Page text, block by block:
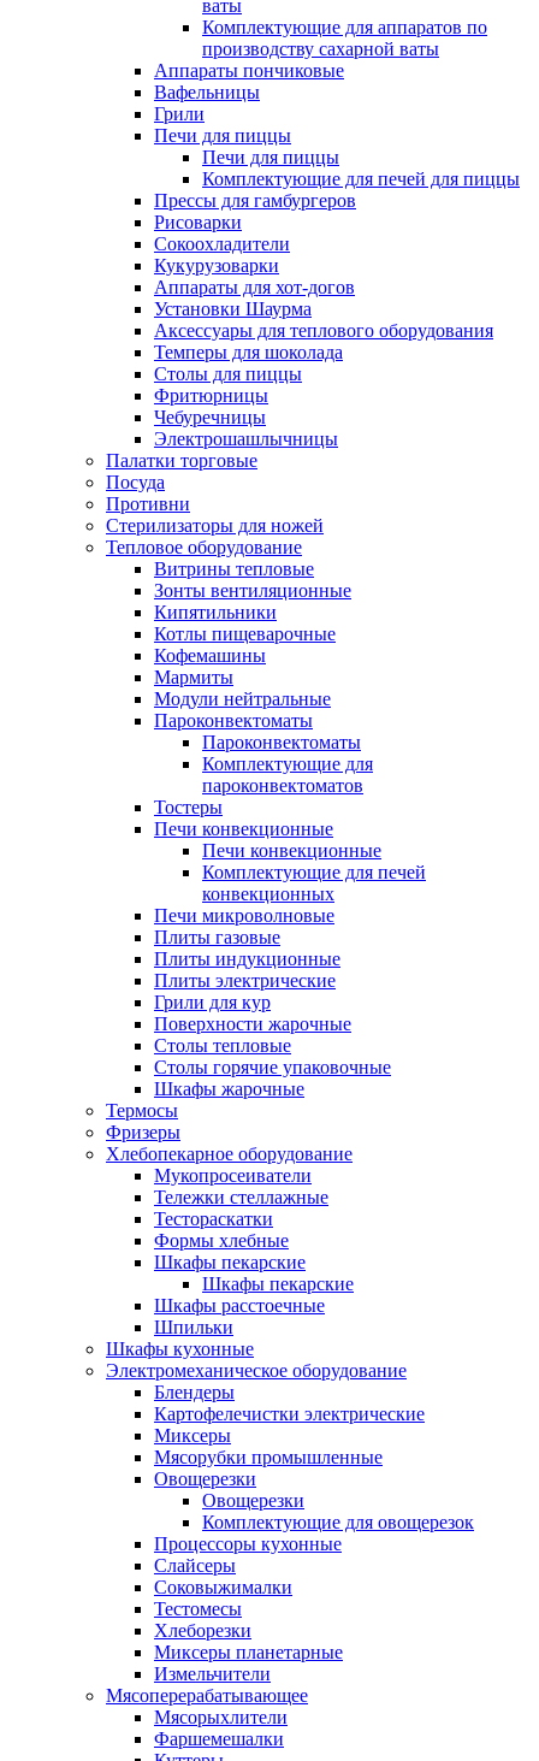
ваты
Комплектующие для аппаратов по
производству сахарной ваты
Аппараты пончиковые
Вафельницы
Грили
Печи для пиццы
Печи для пиццы
Комплектующие для печей для пиццы
Прессы для гамбургеров
Рисоварки
Сокоохладители
Кукурузоварки
Аппараты для хот-догов
Установки Шаурма
Аксессуары для теплового оборудования
Темперы для шоколада
Столы для пиццы
Фритюрницы
Чебуречницы
Электрошашлычницы
Палатки торговые
Посуда
Противни
Стерилизаторы для ножей
Тепловое оборудование
Витрины тепловые
Зонты вентиляционные
Кипятильники
Котлы пищеварочные
Кофемашины
Мармиты
Модули нейтральные
Пароконвектоматы
Пароконвектоматы
Комплектующие для
пароконвектоматов
Тостеры
Печи конвекционные
Печи конвекционные
Комплектующие для печей
конвекционных
Печи микроволновые
Плиты газовые
Плиты индукционные
Плиты электрические
Грили для кур
Поверхности жарочные
Столы тепловые
Столы горячие упаковочные
Шкафы жарочные
Термосы
Фризеры
Хлебопекарное оборудование
Мукопросеиватели
Тележки стеллажные
Тестораскатки
Формы хлебные
Шкафы пекарские
Шкафы пекарские
Шкафы расстоечные
Шпильки
Шкафы кухонные
Электромеханическое оборудование
Блендеры
Картофелечистки электрические
Миксеры
Мясорубки промышленные
Овощерезки
Овощерезки
Комплектующие для овощерезок
Процессоры кухонные
Слайсеры
Соковыжималки
Тестомесы
Хлеборезки
Миксеры планетарные
Измельчители
Мясоперерабатывающее
Мясорыхлители
Фаршемешалки